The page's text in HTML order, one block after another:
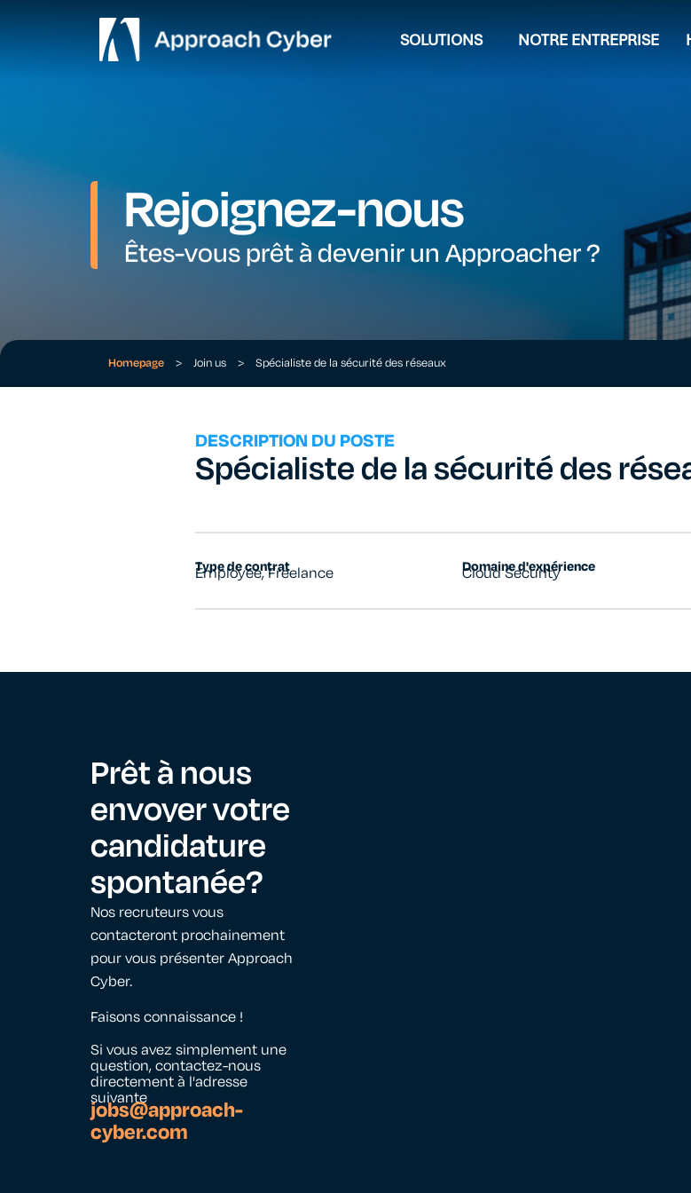
SOLUTIONS NOTRE ENTREPRISE
Rejoignez-nous
Êtes-vous prêt à devenir un Approacher ?
Homepage > Join us > Spécialiste de la sécurité des réseaux
DESCRIPTION DU POSTE
Spécialiste de la sécurité des
Type de contrat
Employee,Freelance Domaine d'expérience
Cloud Security
Prêt à nous
envoyer votre
candidature
spontanée?
Nos recruteurs vous
contacteront prochainement
pour vous présenter Approach
Cyber.
Faisons connaissance !
Si vous avez simplement une
question, contactez-nous
directement à l'adresse
suivante
jobs@approach-
cyber.com